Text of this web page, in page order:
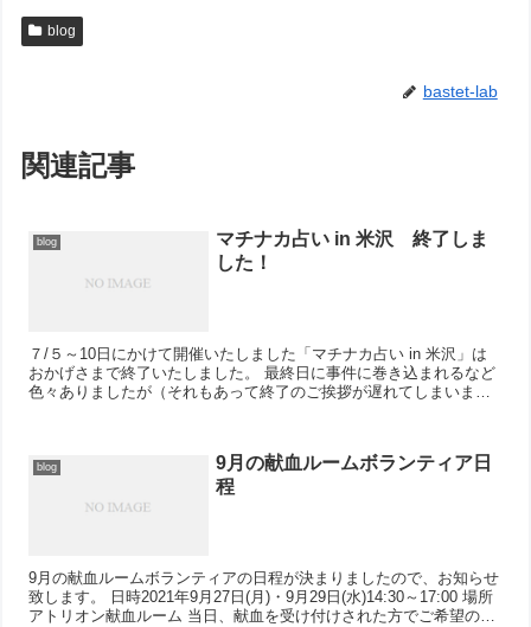
blog
bastet-lab
関連記事
blog
マチナカ占い in 米沢 終了しま
した！
７/５～10日にかけて開催いたしました「マチナカ占い in 米沢」は
おかげさまで終了いたしました。 最終日に事件に巻き込まれるなど
色々ありましたが（それもあって終了のご挨拶が遅れてしまいまし
blog
9月の献血ルームボランティア日
程
9月の献血ルームボランティアの日程が決まりましたので、お知らせ
致します。 日時2021年9月27日(月)・9月29日(水)14:30～17:00 場所
アトリオン献血ルーム 当日、献血を受け付けされた方でご希望の方